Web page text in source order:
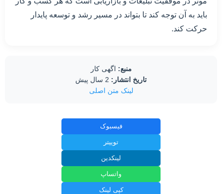
باید به آن توجه کند تا بتواند در مسیر رشد و توسعه پایدار
حرکت کند.
منبع: اگهی کار
تاریخ انتشار:
لینک متن اصلی
فیسبوک
توییتر
لینکدین
واتساپ
کپی لینک